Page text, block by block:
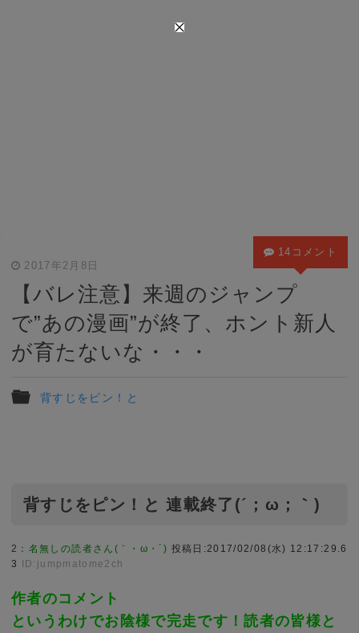
2017年2月8日
【バレ注意】来週のジャンプ
で”あの漫画”が終了、ホント新人
が育たないな・・・
背すじをピン！と
14コメント
背すじをピン！と 連載終了(´；ω；｀)
2 ： 名無しの読者さん(｀・ω・´) 投稿日:2017/02/08(水) 12:17:29.6
3
ID:jumpmatome2ch
作者のコメント
というわけでお陰様で完走です！読者の皆様と